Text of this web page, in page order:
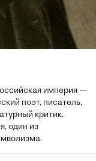
империя —
поэт, писатель,
критик.
один из